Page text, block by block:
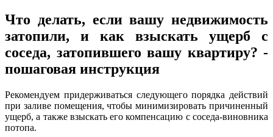
Что делать, если вашу недвижимость
затопили, и как взыскать ущерб с
соседа, затопившего вашу квартиру? -
пошаговая инструкция
Рекомендуем придерживаться следующего порядка действий
при заливе помещения, чтобы минимизировать причиненный
ущерб, а также взыскать его компенсацию с соседа-виновника
потопа.